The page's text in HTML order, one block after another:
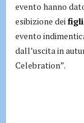
evento hanno
esibizione deifigli
evento
dall’uscita in
Celebration”.